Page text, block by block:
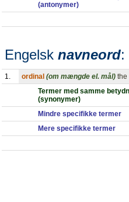
(antonymer)
Engelsk navneord:
1. ordinal (om mængde el. mål) the
Termer med samme
(synonymer)
Mindre specifikke termer
Mere specifikke termer